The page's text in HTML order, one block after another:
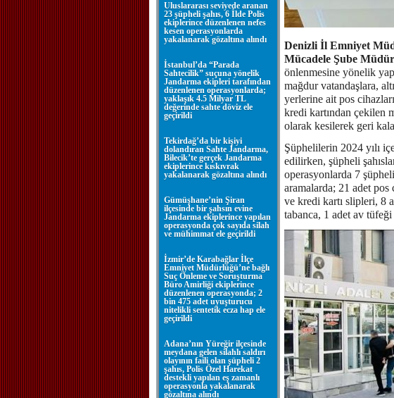
Uluslararası seviyede aranan
23 şüpheli şahıs, 6 İlde Polis
ekiplerince düzenlenen nefes
kesen operasyonlarda
yakalanarak gözaltına alındı
İstanbul’da “Parada
Sahtecilik” suçuna yönelik
Jandarma ekipleri tarafından
düzenlenen operasyonlarda;
yaklaşık 4.5 Milyar TL
değerinde sahte döviz ele
geçirildi
Tekirdağ’da bir kişiyi
dolandıran Sahte Jandarma,
Bilecik’te gerçek Jandarma
ekiplerince kıskıvrak
yakalanarak gözaltına alındı
Gümüşhane’nin Şiran
ilçesinde bir şahsın evine
Jandarma ekiplerince yapılan
operasyonda çok sayıda silah
ve mühimmat ele geçirildi
İzmir’de Karabağlar İlçe
Emniyet Müdürlüğü’ne bağlı
Suç Önleme ve Soruşturma
Büro Amirliği ekiplerince
düzenlenen operasyonda; 2
bin 475 adet uyuşturucu
nitelikli sentetik ecza hap ele
geçirildi
Adana’nın Yüreğir ilçesinde
meydana gelen silahlı saldırı
olayının faili olan şüpheli 2
şahıs, Polis Özel Harekat
destekli yapılan eş zamanlı
operasyonla yakalanarak
gözaltına alındı
Denizli İl Emniyet
Mücadele Şube
önlenmesine yönelik
mağdur vatandaşlara,
yerlerine ait pos
kredi kartından çekilen
olarak kesilerek geri
Şüphelilerin 2024 yılı
edilirken, şüpheli
operasyonlarda 7
aramalarda; 21 adet pos
ve kredi kartı slipleri, 8
tabanca, 1 adet av